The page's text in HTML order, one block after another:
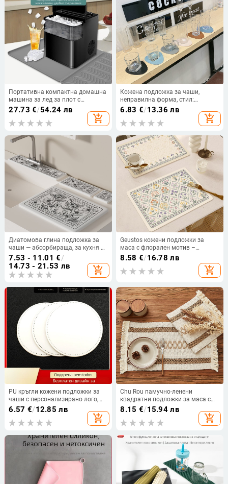
Портативна компактна домашна
машина за лед за плот с
антихлъзгаща силиконова
подложка
27.73 €/54.24 лв
add_shopping_cart
Кожена подложка за чаши,
неправилна форма, стил:
модерен минимализъм,
материал: кожа, марка: The
Emperor of the Boat
6.83 €/13.36 лв
add_shopping_cart
Диатомова глина подложка за
чаши — абсорбираща, за кухня и
баня, квадратна, модел растения
и цветя, стартирала през 2024 г.,
луксозен стил
7.53 - 11.01 €/
14.73 - 21.53 лв
add_shopping_cart
Geustos кожени подложки за
маса с флорален мотив –
квадратни, лятно издание 2025
8.58 €/16.78 лв
add_shopping_cart
PU кръгли кожени подложки за
чаши с персонализирано лого,
водоустойчиви и
термоизолационни
6.57 €/12.85 лв
add_shopping_cart
Chu Rou памучно-ленени
квадратни подложки за маса с
ресни – мрежест модел, модерен
минимализъм
8.15 €/15.94 лв
add_shopping_cart